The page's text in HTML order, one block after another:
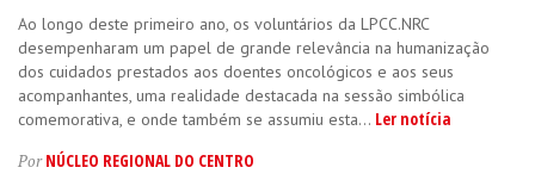
Ao longo deste primeiro ano, os voluntários da LPCC.NRC
desempenharam um papel de grande relevância na humanização
dos cuidados prestados aos doentes oncológicos e aos seus
acompanhantes, uma realidade destacada na sessão simbólica
comemorativa, e onde também se assumiu esta... Ler notícia
PorNÚCLEO REGIONAL DO CENTRO